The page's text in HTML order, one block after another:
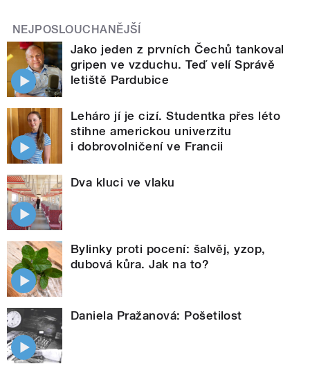
NEJPOSLOUCHANĚJŠÍ
Jako jeden z prvních Čechů tankoval
gripen ve vzduchu. Teď velí Správě
letiště Pardubice
Leháro jí je cizí. Studentka přes léto
stihne americkou univerzitu
i dobrovolničení ve Francii
Dva kluci ve vlaku
Bylinky proti pocení: šalvěj, yzop,
dubová kůra. Jak na to?
Daniela Pražanová: Pošetilost